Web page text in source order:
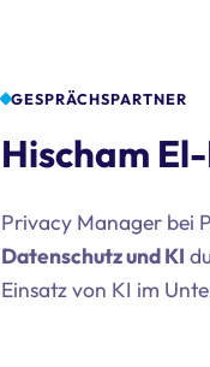
GESPRÄCHSPARTNER
Hischam
Privacy Manager bei
Datenschutz und KI
Einsatz von KI im